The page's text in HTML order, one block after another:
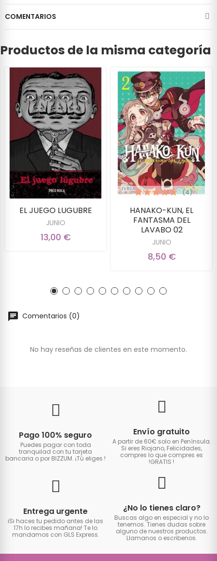
COMENTARIOS
Productos de la misma categoría
EL JUEGO LUGUBRE
JUNIO
13,00 €
HANAKO-KUN, EL
FANTASMA DEL
LAVABO 02
JUNIO
(4)
8,50 €
Comentarios (0)
No hay reseñas de clientes en este momento.
Pago 100% seguro
Puedes pagar con toda
tranquilad con tu tarjeta
bancaria o por BIZZUM. ¡Tú eliges !
Envío gratuito
A partir de 60€ solo en Península.
Si eres Riojano, Felicidades,
compres lo que compres es
!GRATIS !
Entrega urgente
iSi haces tu pedido antes de las
17h lo recibes mañana! Te lo
mandamos con GLS Express.
¿No lo tienes claro?
Buscas algo en especial y no lo
tenemos. Tienes dudas sobre
alguno de nuestros productos.
Llamanos o escribenos.